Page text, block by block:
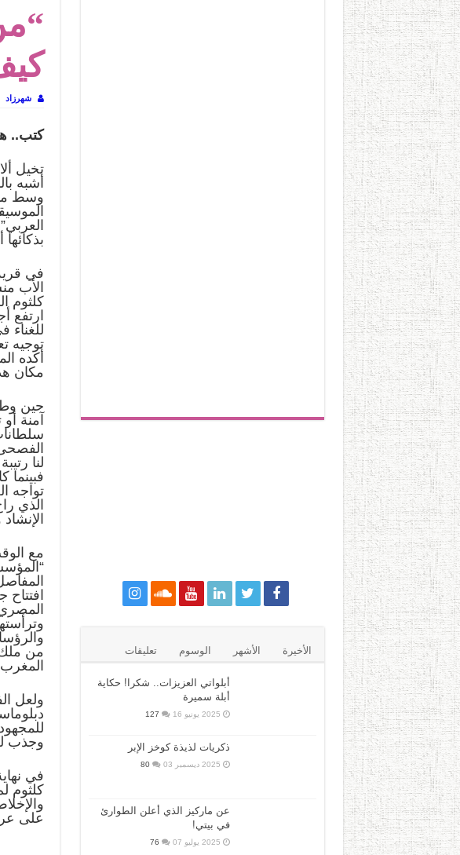
الطعام في الحضارة الإسلامية.. تاريخ يُقرأ بالنكهات
يوم شاهدت زينات صدقي على المسرح وسرحت!
شهرزاد
كتب..
تخيل
أشبه
وسط
في
الأب
للغناء
توجيه
أكده
مكان
حين
آمنة
لنا
فبينما
تواجه
الذي
مع
من ملك
وجذب
في
كلثوم
على
الأخيرة الأشهر الوسوم تعليقات
أبلواتي العزيزات.. شكرا! حكاية
أبلة سميرة
2025 يونيو 16 127
ذكريات لذيذة كوخز الإبر
2025 ديسمبر 03 80
عن ماركيز الذي أعلن الطوارئ
في بيتي!
2025 يوليو 07 76